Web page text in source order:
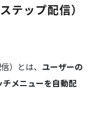
テップ配信）
）とは、 ユーザーの
メニューを自動配